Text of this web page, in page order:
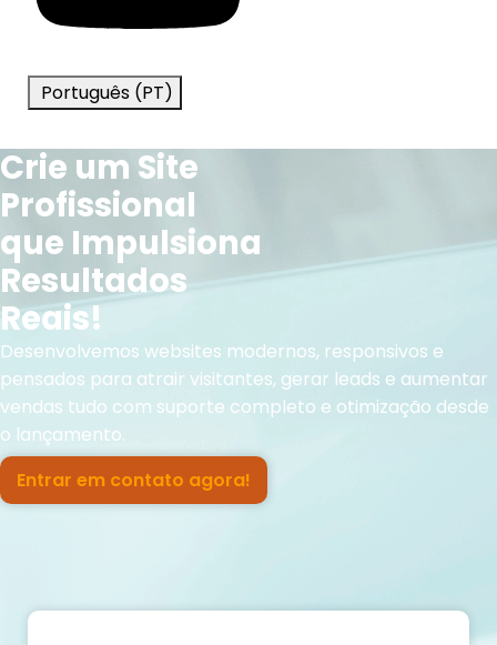
Português (PT)
Crie um Site
Profissional
que Impulsiona
Resultados
Reais!
Desenvolvemos websites modernos, responsivos e
pensados para atrair visitantes, gerar leads e aumentar
vendas tudo com suporte completo e otimização desde
o lançamento.
Entrar em contato agora!